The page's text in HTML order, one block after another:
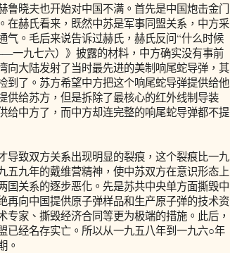
晓夫也开始对中国不满。首先是中国炮击金门
在赫氏看来，既然中苏是军事同盟关系，中方采
气。毛后来说告诉过赫氏，赫氏反问“什么时候
一九七六）》披露的材料，中方确实没有事前
向大陆发射了当时最先进的美制响尾蛇导弹，其
到了。苏方希望中方把这个响尾蛇导弹提供给他
供给苏方，但是拆除了最核心的红外线制导装
给中方了，而中方却连完整的响尾蛇导弹都不提
致双方关系出现明显的裂痕，这个裂痕比一九
五九年的戴维营精神，使中苏双方在意识形态上
国关系的逐步恶化。先是苏共中央单方面撕毁中
再向中国提供原子弹样品和生产原子弹的技术资
家、撕毁经济合同等更为极端的措施。此后，
已经名存实亡。所以从一九五八年到一九六○年
。